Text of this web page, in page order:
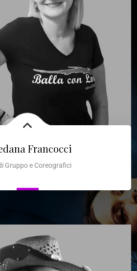
Francocci
Gruppo e Coreografici